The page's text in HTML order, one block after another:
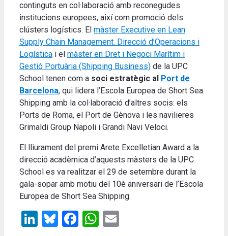
continguts en col·laboració amb reconegudes
institucions europees, així com promoció dels
clústers logístics. El màster Executive en Lean
Supply Chain Management. Direcció d’Operacions i
Logística i el màster en Dret i Negoci Marítim i
Gestió Portuària (Shipping Business) de la UPC
School tenen com a soci estratègic al Port de
Barcelona, qui lidera l’Escola Europea de Short Sea
Shipping amb la col·laboració d’altres socis: els
Ports de Roma, el Port de Gènova i les navilieres
Grimaldi Group Napoli i Grandi Navi Veloci.
El lliurament del premi Arete Excelletian Award a la
direcció acadèmica d’aquests màsters de la UPC
School es va realitzar el 29 de setembre durant la
gala-sopar amb motiu del 10è aniversari de l’Escola
Europea de Short Sea Shipping.
LinkedIn
Bluesky
Facebook
WhatsApp